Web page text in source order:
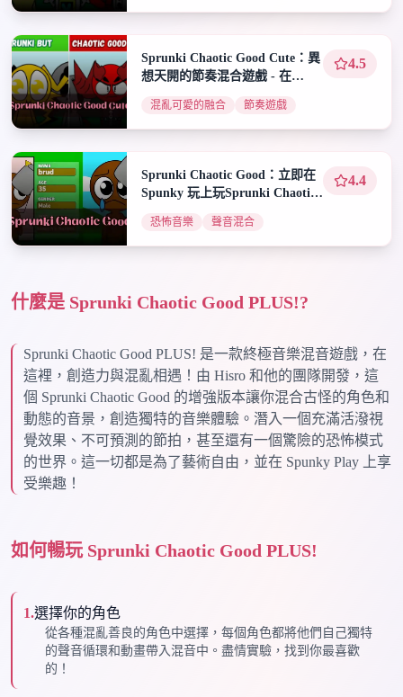
Sprunki Chaotic Good Cute：異
想天開的節奏混合遊戲 - 在
製作混亂可愛的音軌
4.5
混亂可愛的融合 節奏遊戲
Sprunki Chaotic Good：立即在
Spunky 玩上玩Sprunki Chaotic
4.4
恐怖音樂 聲音混合
什麼是 Sprunki Chaotic Good PLUS!?
Sprunki Chaotic Good PLUS! 是一款終極音樂混音遊戲，在
這裡，創造力與混亂相遇！由 Hisro 和他的團隊開發，這
個 Sprunki Chaotic Good 的增強版本讓你混合古怪的角色和
動態的音景，創造獨特的音樂體驗。潛入一個充滿活潑視
覺效果、不可預測的節拍，甚至還有一個驚險的恐怖模式
的世界。這一切都是為了藝術自由，並在 Spunky Play 上享
受樂趣！
如何暢玩 Sprunki Chaotic Good PLUS!
1.選擇你的角色
從各種混亂善良的角色中選擇，每個角色都將他們自己獨特
的聲音循環和動畫帶入混音中。盡情實驗，找到你最喜歡
的！